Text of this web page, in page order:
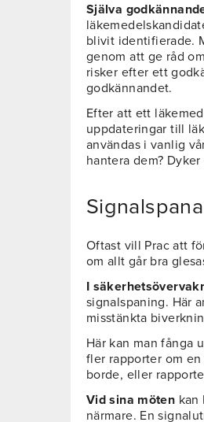
Själva
blivit identifierade.
genom att ge råd
risker efter ett
godkännandet.
Efter att ett
uppdateringar till
användas i vanlig
hantera dem?
Oftast vill Prac att
om allt går bra
I
signalspaning. Här
misstänkta
Här kan man fånga
fler rapporter om
borde, eller
Vid sina möten kan
närmare. En